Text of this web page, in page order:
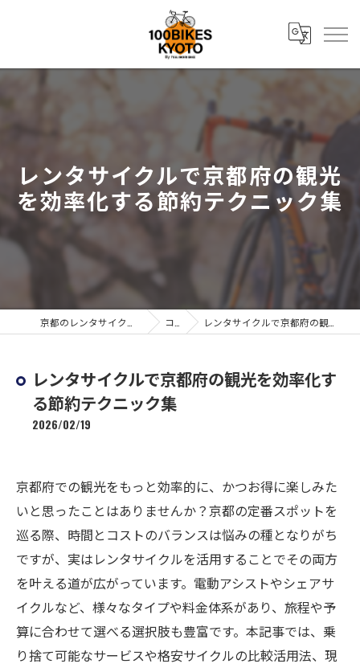
レンタサイクルで京都府の観光
を効率化する節約テクニック集
コラム レンタサイクルで京都府の観光を効率化する節約テクニック集
レンタサイクルで京都府の観光を効率化す
る節約テクニック集
2026/02/19
京都府での観光をもっと効率的に、かつお得に楽しみた
いと思ったことはありませんか？京都の定番スポットを
巡る際、時間とコストのバランスは悩みの種となりがち
ですが、実はレンタサイクルを活用することでその両方
を叶える道が広がっています。電動アシストやシェアサ
イクルなど、様々なタイプや料金体系があり、旅程や予
算に合わせて選べる選択肢も豊富です。本記事では、乗
り捨て可能なサービスや格安サイクルの比較活用法、現